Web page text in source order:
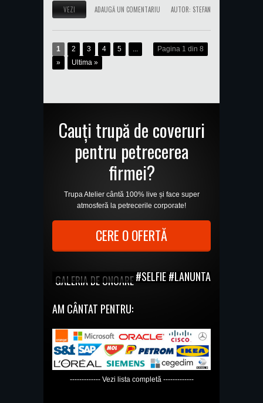
VEZI ADAUGĂ UN COMENTARIU AUTOR: STEFAN
Pagina 1 din 8
1 2 3 4 5
...
»
Ultima »
Cauți trupă de coveruri
pentru petrecerea
firmei?
Trupa Atelier cântă 100% live și face super
atmosferă la petrecerile corporate!
CERE O OFERTĂ
GALERIA DE ONOARE#SELFIE #LANUNTA
AM CÂNTAT PENTRU:
------------- Vezi lista completă -------------